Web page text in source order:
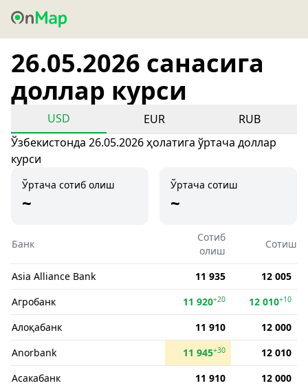
26.05.2026 санасига
доллар курси
USD EUR
RUB
Ўзбекистонда 26.05.2026 ҳолатига ўртача доллар
курси
Ўртача сотиб олиш
~
Ўртача сотиш
~
Банк
Сотиб
олиш
Сотиш
Asia Alliance Bank 11 935
12 005
Агробанк
11 920+20 12 010+10
Алоқабанк 11 910
12 000
Anorbank
11 945+30
12 010
Асакабанк
11 910
12 000